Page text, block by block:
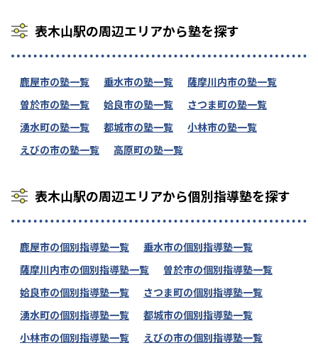
表木山駅の周辺エリアから塾を探す
鹿屋市の塾一覧 垂水市の塾一覧
薩摩川内市の塾一覧
曽於市の塾一覧
姶良市の塾一覧
さつま町の塾一覧
湧水町の塾一覧
都城市の塾一覧
小林市の塾一覧
えびの市の塾一覧
高原町の塾一覧
表木山駅の周辺エリアから個別指導塾を探す
鹿屋市の個別指導塾一覧
垂水市の個別指導塾一覧
薩摩川内市の個別指導塾一覧
曽於市の個別指導塾一覧
姶良市の個別指導塾一覧
さつま町の個別指導塾一覧
湧水町の個別指導塾一覧
都城市の個別指導塾一覧
小林市の個別指導塾一覧
えびの市の個別指導塾一覧